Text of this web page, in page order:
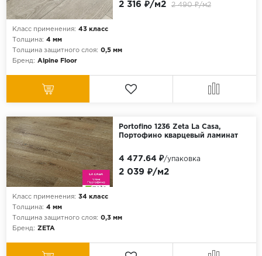
Класс применения: 43 класс
Толщина: 4 мм
Толщина защитного слоя: 0,5 мм
Бренд: Alpine Floor
2 316 ₽/м2 2 490 ₽/м2
Portofino 1236 Zeta La Casa,
Портофино кварцевый ламинат
Класс применения: 34 класс
Толщина: 4 мм
Толщина защитного слоя: 0,3 мм
Бренд: ZETA
2 039 ₽/м2
4 477.64 ₽/упаковка